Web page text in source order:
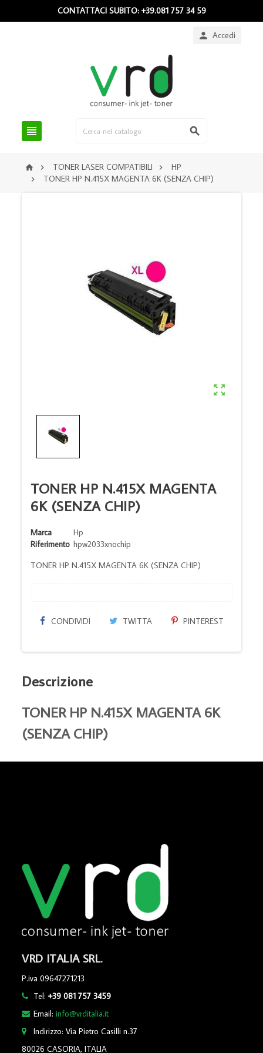
CONTATTACI SUBITO: +39.081 757 34 59
 Accedi
 
  TONER LASER COMPATIBILI  HP
 TONER HP N.415X MAGENTA 6K (SENZA CHIP)

TONER HP N.415X MAGENTA
6K (SENZA CHIP)
Marca
Hp
Riferimento hpw2033xnochip
TONER HP N.415X MAGENTA 6K (SENZA CHIP)
CONDIVIDI TWITTA PINTEREST
Descrizione
TONER HP N.415X MAGENTA 6K
(SENZA CHIP)
VRD ITALIA SRL.
P.iva 09647271213
Tel:+39 081 757 3459
Email:info@vrditalia.it
Indirizzo: Via Pietro Casilli n.37
80026 CASORIA, ITALIA